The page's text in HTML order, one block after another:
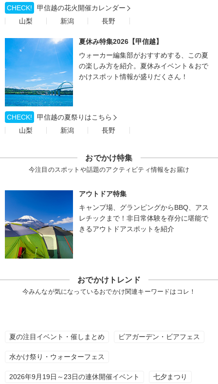
CHECK!
甲信越の花火開催カレンダー
山梨
新潟 長野
夏休み特集2026【甲信越】
ウォーカー編集部がおすすめする、この夏
の楽しみ方を紹介。夏休みイベント＆おで
かけスポット情報が盛りだくさん！
CHECK!
甲信越の夏祭りはこちら
山梨
新潟 長野
おでかけ特集
今注目のスポットや話題のアクティビティ情報をお届け
アウトドア特集
キャンプ場、グランピングからBBQ、アス
レチックまで！非日常体験を存分に堪能で
きるアウトドアスポットを紹介
おでかけトレンド
今みんなが気になっているおでかけ関連キーワードはコレ！
夏の注目イベント・催しまとめ ビアガーデン・ビアフェス
水かけ祭り・ウォーターフェス
2026年9月19日～23日の連休開催イベント 七夕まつり